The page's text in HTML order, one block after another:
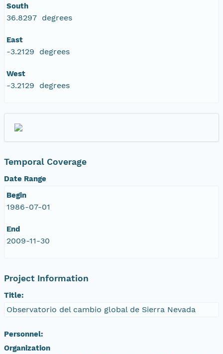
South
36.8297 degrees
East
-3.2129 degrees
West
-3.2129 degrees
Temporal Coverage
Date Range
Begin
1986-07-01
End
2009-11-30
Project Information
Title:
Observatorio del cambio global de Sierra Nevada
Personnel:
Organization